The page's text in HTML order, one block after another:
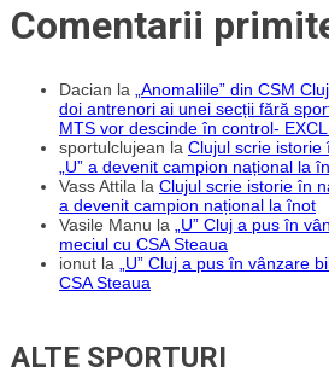
Comentarii
Dacian la „Anomaliile” din CSM
doi antrenori ai unei secții fără
MTS vor descinde în control-
sportulclujean la Clujul scrie istorie
„U” a devenit campion național la
Vass Attila la Clujul scrie istorie în
a devenit campion național la înot
Vasile Manu la „U” Cluj a pus în
meciul cu CSA Steaua
ionut la „U” Cluj a pus în vânzare
CSA Steaua
ALTE SPORTURI